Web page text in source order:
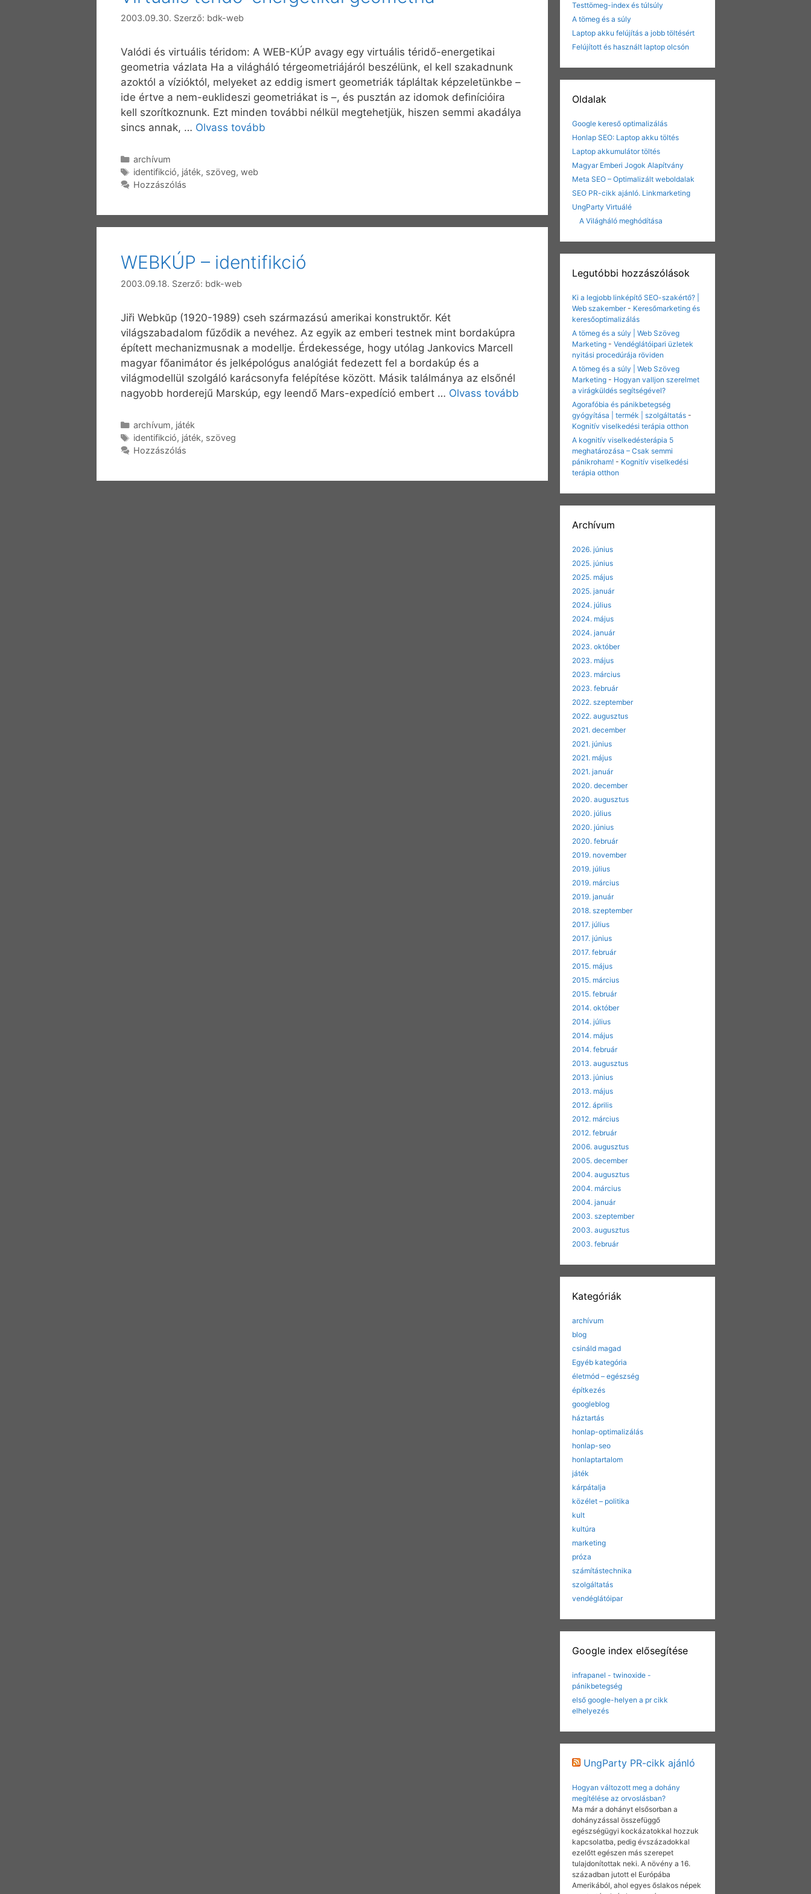
2003.09.30. Szerző: bdk-web
Valódi és virtuális téridom: A WEB-KÚP avagy egy virtuális téridő-energetikai
geometria vázlata Ha a világháló térgeometriájáról beszélünk, el kell szakadnunk
azoktól a vízióktól, melyeket az eddig ismert geometriák tápláltak képzeletünkbe –
ide értve a nem-euklideszi geometriákat is –, és pusztán az idomok definícióira
kell szorítkoznunk. Ezt minden további nélkül megtehetjük, hiszen semmi akadálya
sincs annak, … Olvass tovább
Kategória
archívum
Címkék
identifikció, játék, szöveg,web
Hozzászólás
WEBKÚP – identifikció
2003.09.18. Szerző: bdk-web
Jiři Webkŭp (1920-1989) cseh származású amerikai konstruktőr. Két
világszabadalom fűződik a nevéhez. Az egyik az emberi testnek mint bordakúpra
épített mechanizmusnak a modellje. Érdekessége, hogy utólag Jankovics Marcell
magyar főanimátor és jelképológus analógiát fedezett fel a bordakúp és a
világmodellül szolgáló karácsonyfa felépítése között. Másik találmánya az elsőnél
nagyobb horderejű Marskúp, egy leendő Mars-expedíció embert … Olvass tovább
Kategória
archívum, játék
Címkék
identifikció, játék, szöveg
Hozzászólás
Testtömeg-index és túlsúly
A tömeg és a súly
Laptop akku felújítás a jobb töltésért
Felújított és használt laptop olcsón
Oldalak
Google kereső optimalizálás
Honlap SEO: Laptop akku töltés
Laptop akkumulátor töltés
Magyar Emberi Jogok Alapítvány
Meta SEO – Optimalizált weboldalak
SEO PR-cikk ajánló. Linkmarketing
UngParty Virtuálé
A Világháló meghódítása
Legutóbbi hozzászólások
Ki a legjobb linképítő SEO-szakértő? |
Web szakember- Keresőmarketing és
keresőoptimalizálás
A tömeg és a súly | Web Szöveg
Marketing -Vendéglátóipari üzletek
nyitási procedúrája röviden
A tömeg és a súly | Web Szöveg
Marketing - Hogyan valljon szerelmet
a virágküldés segítségével?
Agorafóbia és pánikbetegség
gyógyítása | termék | szolgáltatás -
Kognitív viselkedési terápia otthon
A kognitív viselkedésterápia 5
meghatározása – Csak semmi
pánikroham! - Kognitív viselkedési
terápia otthon
Archívum
2026. június
2025. június
2025. május
2025. január
2024. július
2024. május
2024. január
2023. október
2023. május
2023. március
2023. február
2022. szeptember
2022. augusztus
2021. december
2021. június
2021. május
2021. január
2020. december
2020. augusztus
2020. július
2020. június
2020. február
2019. november
2019. július
2019. március
2019. január
2018. szeptember
2017. július
2017. június
2017. február
2015. május
2015. március
2015. február
2014. október
2014. július
2014. május
2014. február
2013. augusztus
2013. június
2013. május
2012. április
2012. március
2012. február
2006. augusztus
2005. december
2004. augusztus
2004. március
2004. január
2003. szeptember
2003. augusztus
2003. február
Kategóriák
archívum
blog
csináld magad
Egyéb kategória
életmód – egészség
építkezés
googleblog
háztartás
honlap-optimalizálás
honlap-seo
honlaptartalom
játék
kárpátalja
közélet – politika
kult
kultúra
marketing
próza
számítástechnika
szolgáltatás
vendéglátóipar
Google index elősegítése
infrapanel - twinoxide -
pánikbetegség
első google-helyen a pr cikk
elhelyezés
UngParty PR-cikk ajánló
Hogyan változott meg a dohány
megítélése az orvoslásban?
Ma már a dohányt elsősorban a
dohányzással összefüggő
egészségügyi kockázatokkal hozzuk
kapcsolatba, pedig évszázadokkal
ezelőtt egészen más szerepet
tulajdonítottak neki. A növény a 16.
században jutott el Európába
Amerikából, ahol egyes őslakos népek